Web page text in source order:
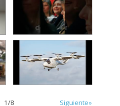
1/8
Siguiente»